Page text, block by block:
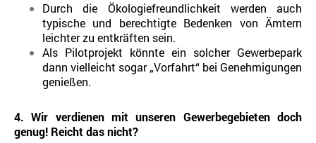
Durch die Ökologiefreundlichkeit werden auch
typische und berechtigte Bedenken von Ämtern
leichter zu entkräften sein.
Als Pilotprojekt könnte ein solcher Gewerbepark
dann vielleicht sogar „Vorfahrt“ bei Genehmigungen
genießen.
4. Wir verdienen mit unseren Gewerbegebieten doch
genug! Reicht das nicht?